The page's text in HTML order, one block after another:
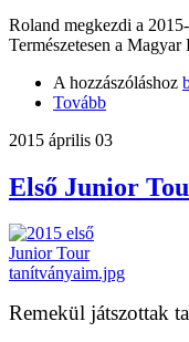
Roland megkezdi a
Természetesen a
A hozzászóláshoz
Tovább
2015 április 03
Első Junior
Remekül játszottak